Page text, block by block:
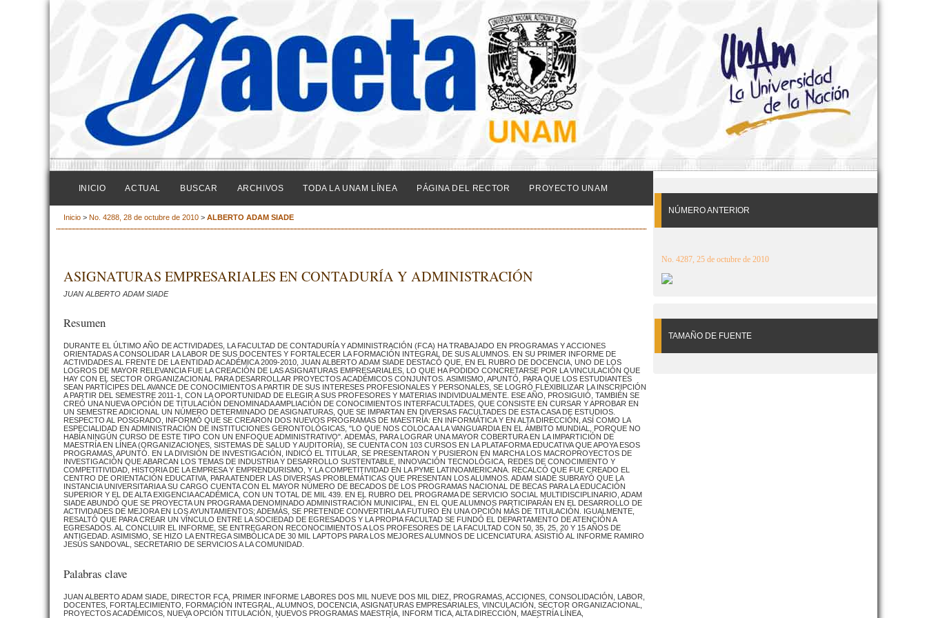
NÚMERO ANTERIOR
No. 4287, 25 de octubre de 2010
TAMAÑO DE FUENTE
INICIO ACTUAL BUSCAR ARCHIVOS TODA LA UNAM LÍNEA PÁGINA DEL RECTOR PROYECTO UNAM
Inicio > No. 4288, 28 de octubre de 2010 > ALBERTO ADAM SIADE
ASIGNATURAS EMPRESARIALES EN CONTADURÍA Y ADMINISTRACIÓN
JUAN ALBERTO ADAM SIADE
Resumen
DURANTE EL ÚLTIMO AÑO DE ACTIVIDADES, LA FACULTAD DE CONTADURÍA Y ADMINISTRACIÓN (FCA) HA TRABAJADO EN PROGRAMAS Y ACCIONES
ORIENTADAS A CONSOLIDAR LA LABOR DE SUS DOCENTES Y FORTALECER LA FORMACIÓN INTEGRAL DE SUS ALUMNOS. EN SU PRIMER INFORME DE
ACTIVIDADES AL FRENTE DE LA ENTIDAD ACADÉMICA 2009-2010, JUAN ALBERTO ADAM SIADE DESTACÓ QUE, EN EL RUBRO DE DOCENCIA, UNO DE LOS
LOGROS DE MAYOR RELEVANCIA FUE LA CREACIÓN DE LAS ASIGNATURAS EMPRESARIALES, LO QUE HA PODIDO CONCRETARSE POR LA VINCULACIÓN QUE
HAY CON EL SECTOR ORGANIZACIONAL PARA DESARROLLAR PROYECTOS ACADÉMICOS CONJUNTOS. ASIMISMO, APUNTÓ, PARA QUE LOS ESTUDIANTES
SEAN PARTÍCIPES DEL AVANCE DE CONOCIMIENTOS A PARTIR DE SUS INTERESES PROFESIONALES Y PERSONALES, SE LOGRÓ FLEXIBILIZAR LA INSCRIPCIÓN
A PARTIR DEL SEMESTRE 2011-1, CON LA OPORTUNIDAD DE ELEGIR A SUS PROFESORES Y MATERIAS INDIVIDUALMENTE. ESE AÑO, PROSIGUIÓ, TAMBIÉN SE
CREÓ UNA NUEVA OPCIÓN DE TITULACIÓN DENOMINADA AMPLIACIÓN DE CONOCIMIENTOS INTERFACULTADES, QUE CONSISTE EN CURSAR Y APROBAR EN
UN SEMESTRE ADICIONAL UN NÚMERO DETERMINADO DE ASIGNATURAS, QUE SE IMPARTAN EN DIVERSAS FACULTADES DE ESTA CASA DE ESTUDIOS.
RESPECTO AL POSGRADO, INFORMÓ QUE SE CREARON DOS NUEVOS PROGRAMAS DE MAESTRÍA: EN INFORMÁTICA Y EN ALTA DIRECCIÓN, ASÍ COMO LA
ESPECIALIDAD EN ADMINISTRACIÓN DE INSTITUCIONES GERONTOLÓGICAS, "LO QUE NOS COLOCA A LA VANGUARDIA EN EL ÁMBITO MUNDIAL, PORQUE NO
HABÍA NINGÚN CURSO DE ESTE TIPO CON UN ENFOQUE ADMINISTRATIVO". ADEMÁS, PARA LOGRAR UNA MAYOR COBERTURA EN LA IMPARTICIÓN DE
MAESTRÍA EN LÍNEA (ORGANIZACIONES, SISTEMAS DE SALUD Y AUDITORÍA), SE CUENTA CON 103 CURSOS EN LA PLATAFORMA EDUCATIVA QUE APOYA ESOS
PROGRAMAS, APUNTÓ. EN LA DIVISIÓN DE INVESTIGACIÓN, INDICÓ EL TITULAR, SE PRESENTARON Y PUSIERON EN MARCHA LOS MACROPROYECTOS DE
INVESTIGACIÓN QUE ABARCAN LOS TEMAS DE INDUSTRIA Y DESARROLLO SUSTENTABLE, INNOVACIÓN TECNOLÓGICA, REDES DE CONOCIMIENTO Y
COMPETITIVIDAD, HISTORIA DE LA EMPRESA Y EMPRENDURISMO, Y LA COMPETITIVIDAD EN LA PYME LATINOAMERICANA. RECALCÓ QUE FUE CREADO EL
CENTRO DE ORIENTACIÓN EDUCATIVA, PARA ATENDER LAS DIVERSAS PROBLEMÁTICAS QUE PRESENTAN LOS ALUMNOS. ADAM SIADE SUBRAYÓ QUE LA
INSTANCIA UNIVERSITARIA A SU CARGO CUENTA CON EL MAYOR NÚMERO DE BECADOS DE LOS PROGRAMAS NACIONAL DE BECAS PARA LA EDUCACIÓN
SUPERIOR Y EL DE ALTA EXIGENCIA ACADÉMICA, CON UN TOTAL DE MIL 439. EN EL RUBRO DEL PROGRAMA DE SERVICIO SOCIAL MULTIDISCIPLINARIO, ADAM
SIADE ABUNDÓ QUE SE PROYECTA UN PROGRAMA DENOMINADO ADMINISTRACIÓN MUNICIPAL, EN EL QUE ALUMNOS PARTICIPARÁN EN EL DESARROLLO DE
ACTIVIDADES DE MEJORA EN LOS AYUNTAMIENTOS; ADEMÁS, SE PRETENDE CONVERTIRLA A FUTURO EN UNA OPCIÓN MÁS DE TITULACIÓN. IGUALMENTE,
RESALTÓ QUE PARA CREAR UN VÍNCULO ENTRE LA SOCIEDAD DE EGRESADOS Y LA PROPIA FACULTAD SE FUNDÓ EL DEPARTAMENTO DE ATENCIÓN A
EGRESADOS. AL CONCLUIR EL INFORME, SE ENTREGARON RECONOCIMIENTOS A LOS PROFESORES DE LA FACULTAD CON 50, 35, 25, 20 Y 15 AÑOS DE
ANTIGEDAD. ASIMISMO, SE HIZO LA ENTREGA SIMBÓLICA DE 30 MIL LAPTOPS PARA LOS MEJORES ALUMNOS DE LICENCIATURA. ASISTIÓ AL INFORME RAMIRO
JESÚS SANDOVAL, SECRETARIO DE SERVICIOS A LA COMUNIDAD.
Palabras clave
JUAN ALBERTO ADAM SIADE, DIRECTOR FCA, PRIMER INFORME LABORES DOS MIL NUEVE DOS MIL DIEZ, PROGRAMAS, ACCIONES, CONSOLIDACIÓN, LABOR,
DOCENTES, FORTALECIMIENTO, FORMACIÓN INTEGRAL, ALUMNOS, DOCENCIA, ASIGNATURAS EMPRESARIALES, VINCULACIÓN, SECTOR ORGANIZACIONAL,
PROYECTOS ACADÉMICOS, NUEVA OPCIÓN TITULACIÓN, NUEVOS PROGRAMAS MAESTRÍA, INFORM TICA, ALTA DIRECCIÓN, MAESTRÍA LÍNEA,